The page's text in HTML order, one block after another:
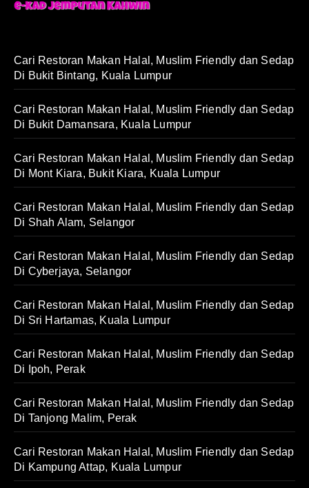
Cari Restoran Makan Halal, Muslim Friendly dan Sedap
Di Bukit Bintang, Kuala Lumpur
Cari Restoran Makan Halal, Muslim Friendly dan Sedap
Di Bukit Damansara, Kuala Lumpur
Cari Restoran Makan Halal, Muslim Friendly dan Sedap
Di Mont Kiara, Bukit Kiara, Kuala Lumpur
Cari Restoran Makan Halal, Muslim Friendly dan Sedap
Di Shah Alam, Selangor
Cari Restoran Makan Halal, Muslim Friendly dan Sedap
Di Cyberjaya, Selangor
Cari Restoran Makan Halal, Muslim Friendly dan Sedap
Di Sri Hartamas, Kuala Lumpur
Cari Restoran Makan Halal, Muslim Friendly dan Sedap
Di Ipoh, Perak
Cari Restoran Makan Halal, Muslim Friendly dan Sedap
Di Tanjong Malim, Perak
Cari Restoran Makan Halal, Muslim Friendly dan Sedap
Di Kampung Attap, Kuala Lumpur